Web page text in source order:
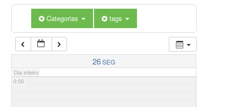
Categorias tags
26SEG
Dia inteiro
0:00